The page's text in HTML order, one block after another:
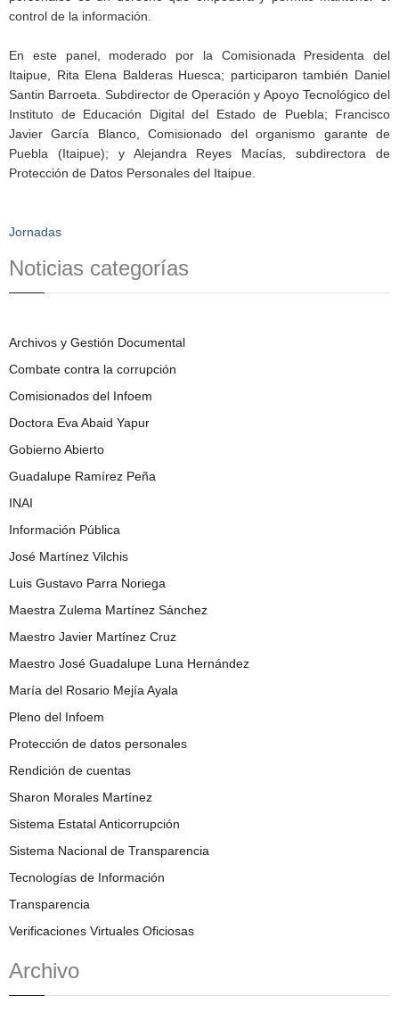
control de la información.
En este panel, moderado por la Comisionada Presidenta del
Itaipue, Rita Elena Balderas Huesca; participaron también Daniel
Santin Barroeta. Subdirector de Operación y Apoyo Tecnológico del
Instituto de Educación Digital del Estado de Puebla; Francisco
Javier García Blanco, Comisionado del organismo garante de
Puebla (Itaipue); y Alejandra Reyes Macías, subdirectora de
Protección de Datos Personales del Itaipue.
Jornadas
Noticias categorías
Archivos y Gestión Documental
Combate contra la corrupción
Comisionados del Infoem
Doctora Eva Abaid Yapur
Gobierno Abierto
Guadalupe Ramírez Peña
INAI
Información Pública
José Martínez Vilchis
Luis Gustavo Parra Noriega
Maestra Zulema Martínez Sánchez
Maestro Javier Martínez Cruz
Maestro José Guadalupe Luna Hernández
María del Rosario Mejía Ayala
Pleno del Infoem
Protección de datos personales
Rendición de cuentas
Sharon Morales Martínez
Sistema Estatal Anticorrupción
Sistema Nacional de Transparencia
Tecnologías de Información
Transparencia
Verificaciones Virtuales Oficiosas
Archivo